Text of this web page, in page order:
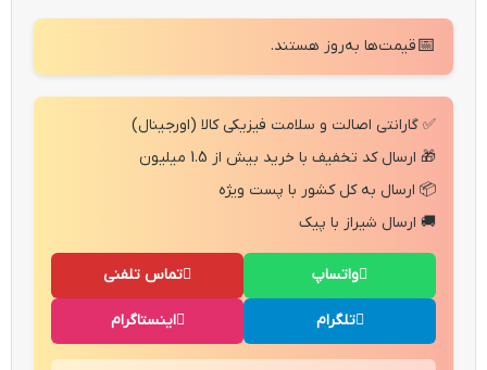
📅قیمت‌ها به‌روز هستند.
✅ گارانتی اصالت و سلامت فیزیکی کالا (اورجینال)
🎁 ارسال کد تخفیف با خرید بیش از 1.5 میلیون
📦 ارسال به کل کشور با پست ویژه
🚚 ارسال شیراز با پیک
تماس تلفنی واتساپ
اینستاگرام تلگرام